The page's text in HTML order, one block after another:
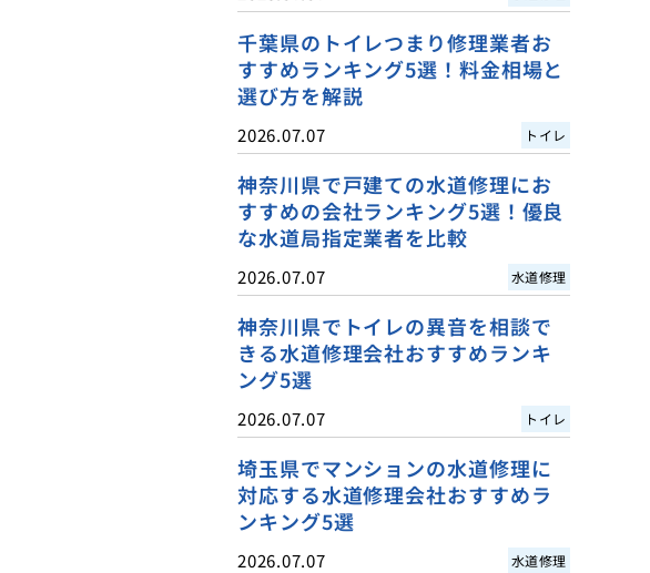
千葉県のトイレつまり修理業者お
すすめランキング5選！料金相場と
選び方を解説
2026.07.07 トイレ
神奈川県で戸建ての水道修理にお
すすめの会社ランキング5選！優良
な水道局指定業者を比較
2026.07.07 水道修理
神奈川県でトイレの異音を相談で
きる水道修理会社おすすめランキ
ング5選
2026.07.07 トイレ
埼玉県でマンションの水道修理に
対応する水道修理会社おすすめラ
ンキング5選
2026.07.07 水道修理